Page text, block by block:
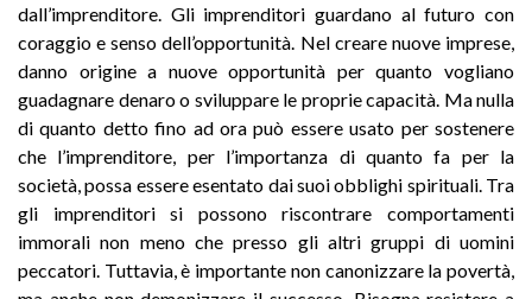
dall’imprenditore. Gli imprenditori guardano al futuro con
coraggio e senso dell’opportunità. Nel creare nuove imprese,
danno origine a nuove opportunità per quanto vogliano
guadagnare denaro o sviluppare le proprie capacità. Ma nulla
di quanto detto fino ad ora può essere usato per sostenere
che l’imprenditore, per l’importanza di quanto fa per la
società, possa essere esentato dai suoi obblighi spirituali. Tra
gli imprenditori si possono riscontrare comportamenti
immorali non meno che presso gli altri gruppi di uomini
peccatori. Tuttavia, è importante non canonizzare la povertà,